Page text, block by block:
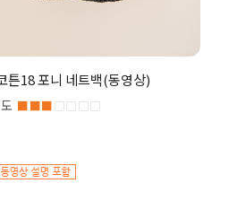
튼18 포니 네트백(동영상)
■■■□□□□